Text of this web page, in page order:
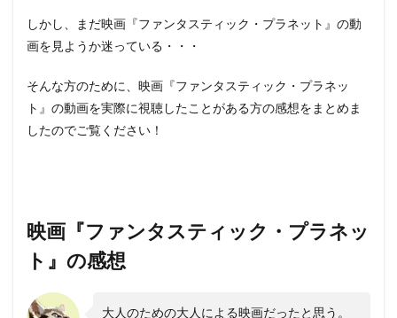
しかし、まだ映画『ファンタスティック・プラネット』の動
画を見ようか迷っている・・・
そんな方のために、映画『ファンタスティック・プラネッ
ト』の動画を実際に視聴したことがある方の感想をまとめま
したのでご覧ください！
映画『ファンタスティック・プラネッ
ト』の感想
大人のための大人による映画だったと思う。